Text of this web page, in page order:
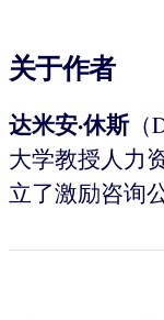
关于作者
达米安·休斯（
大学教授人力
立了激励咨询